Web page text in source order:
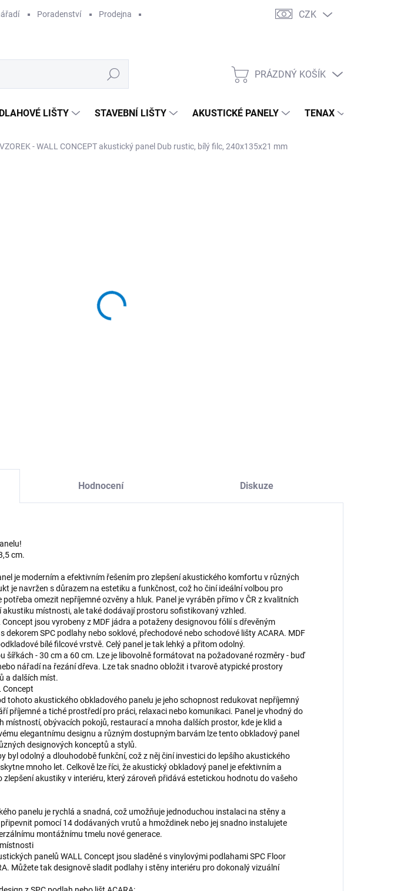
Poradenství Prodejna CZK
Hledat
NÁKUPNÍ
PRÁZDNÝ KOŠÍK
LIŠTY STAVEBNÍ LIŠTY AKUSTICKÉ PANELY TENAX
VZOREK - WALL CONCEPT akustický panel Dub rustic, bílý filc, 240x135x21 mm
Hodnocení Diskuze
cm.
je moderním a efektivním řešením pro zlepšení akustického komfortu v různých
je navržen s důrazem na estetiku a funkčnost, což ho činí ideální volbou pro
potřeba omezit nepříjemné ozvěny a hluk. Panel je vyráběn přímo v ČR z kvalitních
akustiku místnosti, ale také dodávají prostoru sofistikovaný vzhled.
jsou vyrobeny z MDF jádra a potaženy designovou fólií s dřevěným
dekorem SPC podlahy nebo soklové, přechodové nebo schodové lišty ACARA. MDF
bílé filcové vrstvě. Celý panel je tak lehký a přitom odolný.
šířkách - 30 cm a 60 cm. Lze je libovolně formátovat na požadované rozměry - buď
nářadí na řezání dřeva. Lze tak snadno obložit i tvarově atypické prostory
a dalších míst.
Concept
tohoto akustického obkladového panelu je jeho schopnost redukovat nepříjemný
příjemné a tiché prostředí pro práci, relaxaci nebo komunikaci. Panel je vhodný do
místností, obývacích pokojů, restaurací a mnoha dalších prostor, kde je klid a
elegantnímu designu a různým dostupným barvám lze tento obkladový panel
designových konceptů a stylů.
byl odolný a dlouhodobě funkční, což z něj činí investici do lepšího akustického
mnoho let. Celkově lze říci, že akustický obkladový panel je efektivním a
akustiky v interiéru, který zároveň přidává estetickou hodnotu do vašeho
panelu je rychlá a snadná, což umožňuje jednoduchou instalaci na stěny a
pomocí 14 dodávaných vrutů a hmoždinek nebo jej snadno instalujete
montážnímu tmelu nové generace.
panelů WALL Concept jsou sladěné s vinylovými podlahami SPC Floor
Můžete tak designově sladit podlahy i stěny interiéru pro dokonalý vizuální